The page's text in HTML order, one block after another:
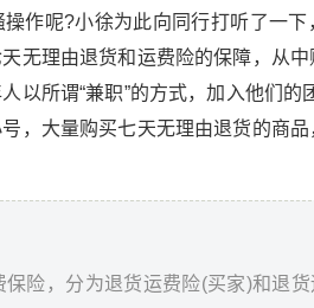
作呢?小徐为此向同行打听了一
无理由退货和运费险的保障，从
以所谓“兼职”的方式，加入他们的
，大量购买七天无理由退货的商
险，分为退货运费险(买家)和退